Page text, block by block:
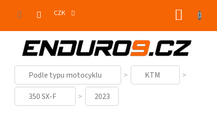
CZK
Podle typu motocyklu
KTM
350 SX-F
2023